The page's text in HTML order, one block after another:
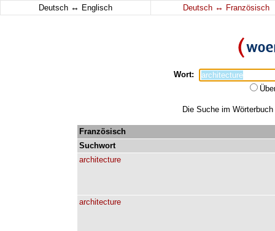
Deutsch ↔ Englisch Deutsch ↔ Französisch
Wort:
Die Suche im
Französisch
Suchwort
architecture
architecture